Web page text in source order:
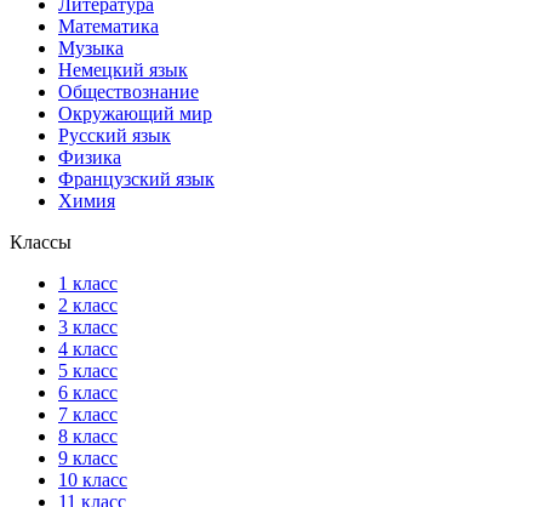
Литература
Математика
Музыка
Немецкий язык
Обществознание
Окружающий мир
Русский язык
Физика
Французский язык
Химия
Классы
1 класс
2 класс
3 класс
4 класс
5 класс
6 класс
7 класс
8 класс
9 класс
10 класс
11 класс